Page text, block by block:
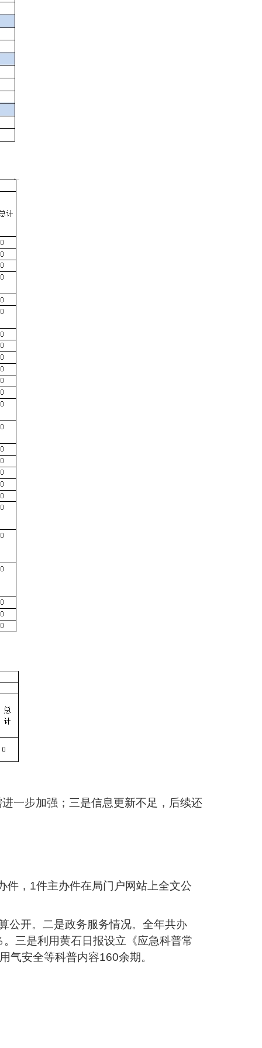
一步加强；三是信息更新不足，后续还
件，1件主办件在局门户网站上全文公
公开。二是政务服务情况。全年共办
三是利用黄石日报设立《应急科普常
气安全等科普内容160余期。